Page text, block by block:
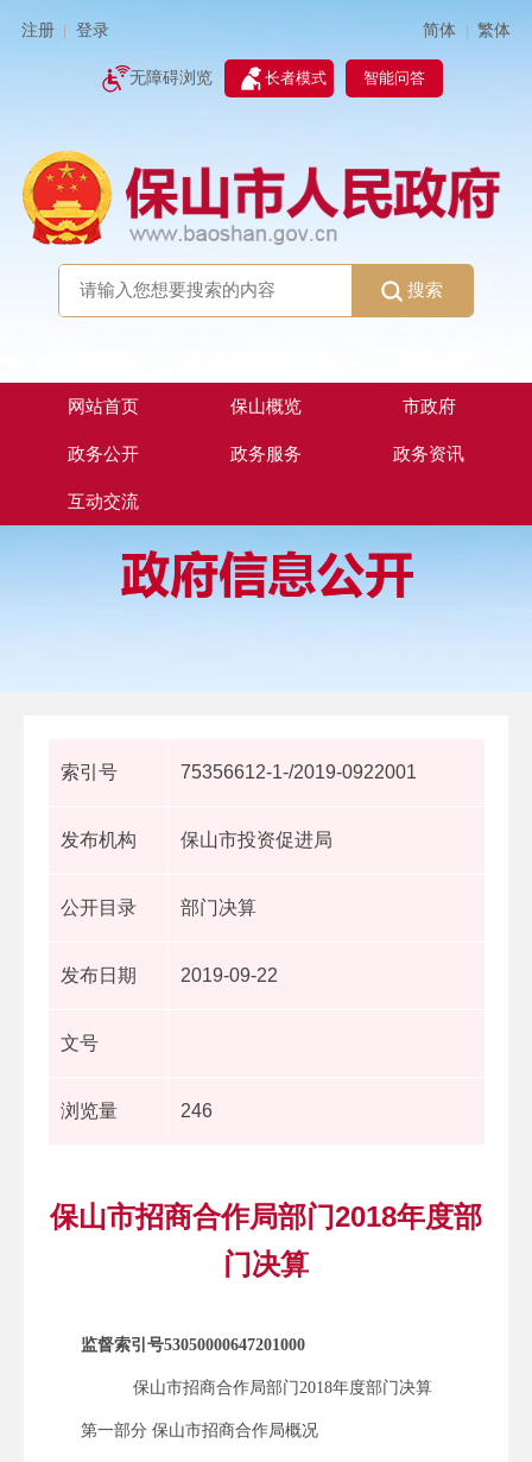
注册 登录 简体 | 繁体
无障碍浏览 长者模式 智能问答
搜索
网站首页 保山概览 市政府
政务公开 政务服务 政务资讯
互动交流
索引号 75356612-1-/2019-0922001
发布机构 保山市投资促进局
公开目录 部门决算
发布日期 2019-09-22
文号
浏览量 246
保山市招商合作局部门2018年度部
门决算
监督索引号53050000647201000
保山市招商合作局部门2018年度部门决算
第一部分 保山市招商合作局概况